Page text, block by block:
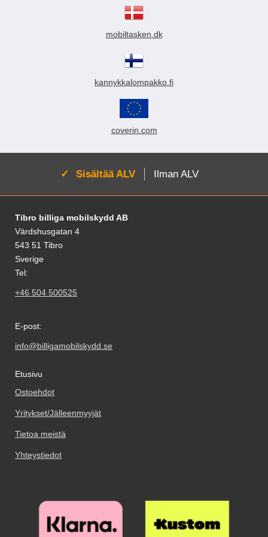
mobiltasken.dk
kannykkalompakko.fi
coverin.com
Aktivoi:
Sisältää ALV Ilman ALV
Alatunnisteen sisältö Sekalaista tietoa ja
Tibro billiga mobilskydd AB
Värdshusgatan 4
543 51 Tibro
Sverige
Tel:
+46 504 500525
E-post:
info@billigamobilskydd.se
Etusivu
Ostoehdot
Yritykset/Jälleenmyyjät
Tietoa meistä
Yhteystiedot